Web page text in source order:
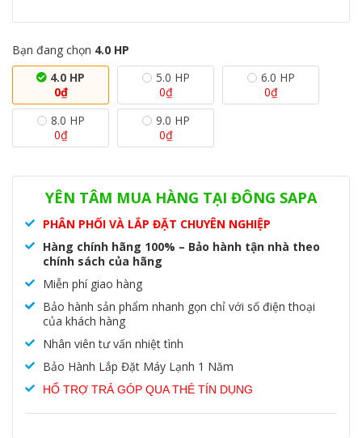
Bạn đang chọn 4.0 HP
4.0 HP
0₫
5.0 HP
0₫
6.0 HP
0₫
8.0 HP
0₫
9.0 HP
0₫
Danh mục:Dàn nóng VRV IV S,Hệ thống VRV Thẻ:Dàn nóng
VRV IV S,RXMQ4AVE,VRV IV S
YÊN TÂM MUA HÀNG TẠI ĐÔNG SAPA
PHÂN PHỐI VÀ LẮP ĐẶT CHUYÊN NGHIỆP
Hàng chính hãng 100% – Bảo hành tận nhà theo
chính sách của hãng
Miễn phí giao hàng
Bảo hành sản phẩm nhanh gọn chỉ với số điện thoại
của khách hàng
Nhân viên tư vấn nhiệt tình
Bảo Hành Lắp Đặt Máy Lạnh 1 Năm
HỔ TRỢ TRẢ GÓP QUA THẺ TÍN DỤNG